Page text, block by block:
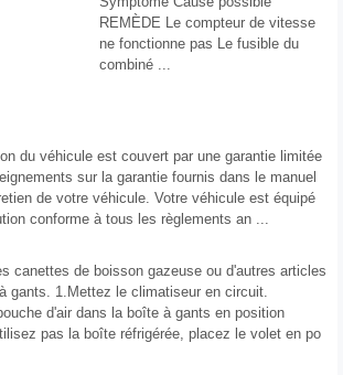
REMÈDE Le compteur de vitesse
ne fonctionne pas Le fusible du
combiné ...
du véhicule est couvert par une garantie limitée
sur la garantie fournis dans le manuel
de votre véhicule. Votre véhicule est équipé
conforme à tous les règlements an ...
canettes de boisson gazeuse ou d'autres articles
gants. 1.Mettez le climatiseur en circuit.
d'air dans la boîte à gants en position
pas la boîte réfrigérée, placez le volet en po